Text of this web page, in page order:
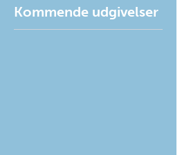
Kommende udgivelser